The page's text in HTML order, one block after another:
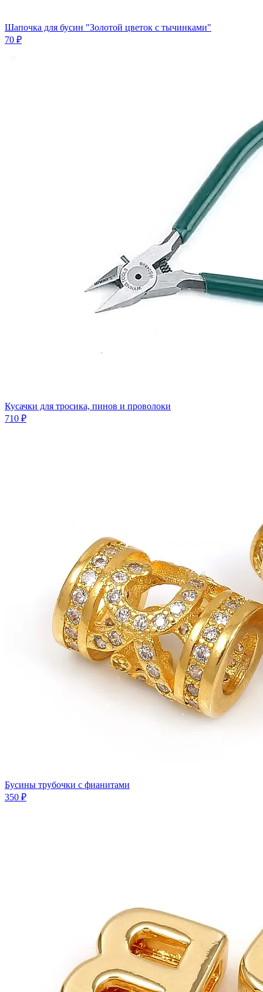
Шапочка для бусин "Золотой цветок с тычинками"
70 ₽
Кусачки для тросика, пинов и проволоки
710 ₽
Бусины трубочки с фианитами
350 ₽